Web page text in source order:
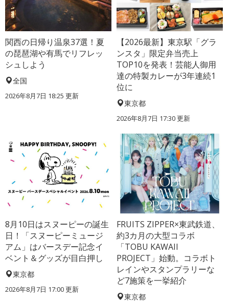
関西の日帰り温泉37選！夏
の琵琶湖や有馬でリフレッ
シュしよう
全国
2026年8月7日 18:25 更新
【2026最新】東京駅「グラ
ンスタ」限定弁当売上
TOP10を発表！芸能人御用
達の特製カレーが3年連続1
位に
東京都
2026年8月7日 17:30更新
8月10日はスヌーピーの誕生
日！「スヌーピーミュージ
アム」はバースデー記念イ
ベント＆グッズが目白押し
東京都
2026年8月7日 17:00更新
FRUITS ZIPPER×東武鉄道、
約3カ月の大型コラボ
「TOBU KAWAII
PROJECT」始動。コラボト
レインやスタンプラリーな
ど7施策を一挙紹介
東京都